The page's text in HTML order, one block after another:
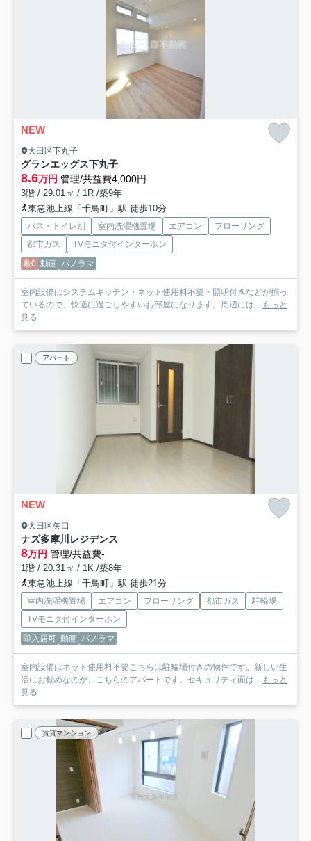
NEW
大田区下丸子
グランエッグス下丸子
8.6万円 管理/共益費4,000円
3階 / 29.01㎡ / 1R /築9年
東急池上線「千鳥町」駅 徒歩10分
バス・トイレ別 室内洗濯機置場 エアコン
フローリング
都市ガス
TVモニタ付インターホン
敷0 動画 パノラマ
室内設備はシステムキッチン・ネット使用料不要・照明付きなどが揃っ
ているので、快適に過ごしやすいお部屋になります。周辺には...
もっと
見る
アパート
NEW
大田区矢口
ナズ多摩川レジデンス
8万円 管理/共益費-
1階 / 20.31㎡ / 1K /築8年
東急池上線「千鳥町」駅 徒歩21分
室内洗濯機置場 エアコン フローリング 都市ガス
駐輪場
TVモニタ付インターホン
即入居可 動画 パノラマ
室内設備はネット使用料不要こちらは駐輪場付きの物件です。新しい生
活にお勧めなのが、こちらのアパートです。セキュリティ面は...
もっと
見る
賃貸マンション